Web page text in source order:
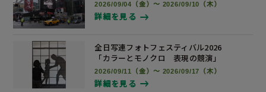
2026/09/04（金）～ 2026/09/10（木）
詳細を見る
全日写連フォトフェスティバル2026
「カラーとモノクロ 表現の競演」
2026/09/11（金）～ 2026/09/17（木）
詳細を見る